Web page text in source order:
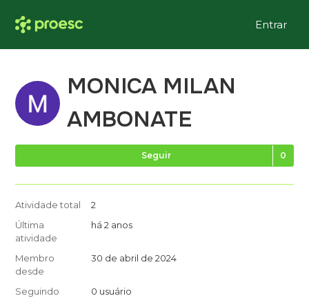
Entrar
MONICA MILAN
AMBONATE
Seguir
Atividade total
2
Última
atividade
há 2 anos
Membro
desde
30 de abril de 2024
Seguindo
0 usuário